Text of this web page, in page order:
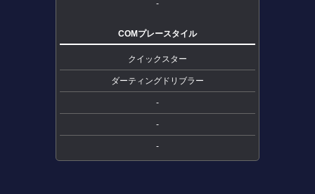
-
COMプレースタイル
クイックスター
ダーティングドリブラー
-
-
-